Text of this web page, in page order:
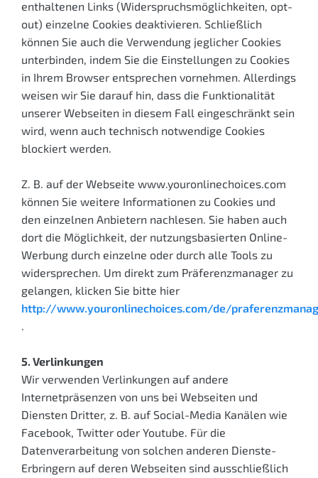
enthaltenen Links (Widerspruchsmöglichkeiten, opt-
out) einzelne Cookies deaktivieren. Schließlich
können Sie auch die Verwendung jeglicher Cookies
unterbinden, indem Sie die Einstellungen zu Cookies
in Ihrem Browser entsprechen vornehmen. Allerdings
weisen wir Sie darauf hin, dass die Funktionalität
unserer Webseiten in diesem Fall eingeschränkt sein
wird, wenn auch technisch notwendige Cookies
blockiert werden.
Z. B. auf der Webseite www.youronlinechoices.com
können Sie weitere Informationen zu Cookies und
den einzelnen Anbietern nachlesen. Sie haben auch
dort die Möglichkeit, der nutzungsbasierten Online-
Werbung durch einzelne oder durch alle Tools zu
widersprechen. Um direkt zum Präferenzmanager zu
gelangen, klicken Sie bitte hier
http://www.youronlinechoices.com/de/
.
5. Verlinkungen
Wir verwenden Verlinkungen auf andere
Internetpräsenzen von uns bei Webseiten und
Diensten Dritter, z. B. auf Social-Media Kanälen wie
Facebook, Twitter oder Youtube. Für die
Datenverarbeitung von solchen anderen Dienste-
Erbringern auf deren Webseiten sind ausschließlich